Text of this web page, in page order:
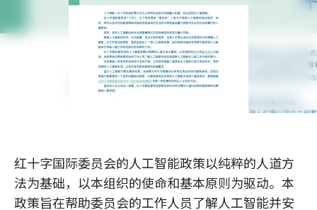
红十字国际委员会的人工智能政策以纯粹的人道方
法为基础，以本组织的使命和基本原则为驱动。本
政策旨在帮助委员会的工作人员了解人工智能并安